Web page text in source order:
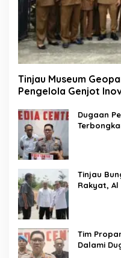
Tinjau Museum
Pengelola Genjot
Dugaan
Tinjau
Rakyat, Al
Tim
Dalami